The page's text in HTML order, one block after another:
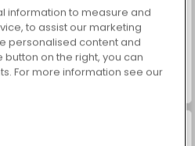
information to measure and
to assist our marketing
personalised content and
button on the right, you can
For more information see our